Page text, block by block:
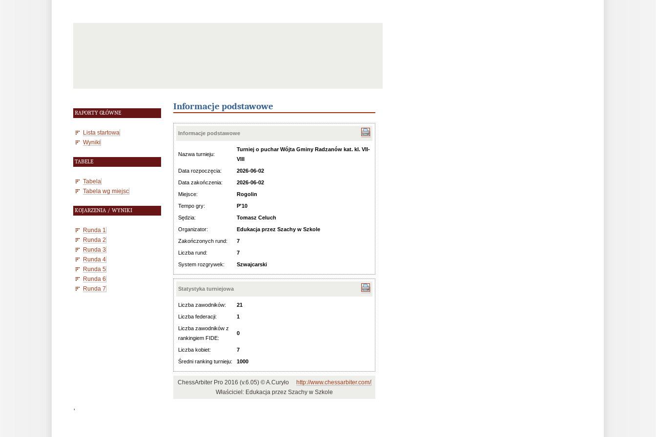
RAPORTY GŁÓWNE
Lista startowa
Wyniki
TABELE
Tabela
Tabela wg miejsc
KOJARZENIA / WYNIKI
Runda 1
Runda 2
Runda 3
Runda 4
Runda 5
Runda 6
Runda 7
Informacje podstawowe
Informacje podstawowe
Nazwa turnieju:
Turniej o puchar Wójta Gminy Radzanów kat. kl. VII-
VIII
Data rozpoczęcia:
2026-06-02
Data zakończenia:
2026-06-02
Miejsce:
Rogolin
Tempo gry:
P'10
Sędzia:
Tomasz Celuch
Organizator:
Edukacja przez Szachy w Szkole
Zakończonych rund:
7
Liczba rund:
7
System rozgrywek:
Szwajcarski
Statystyka turniejowa
Liczba zawodników:
21
Liczba federacji:
1
Liczba zawodników z
rankingiem FIDE:
0
Liczba kobiet:
7
Średni ranking turnieju:
1000
ChessArbiter Pro 2016 (v.6.05) © A.Curyło
http://www.chessarbiter.com/
Właściciel: Edukacja przez Szachy w Szkole
'